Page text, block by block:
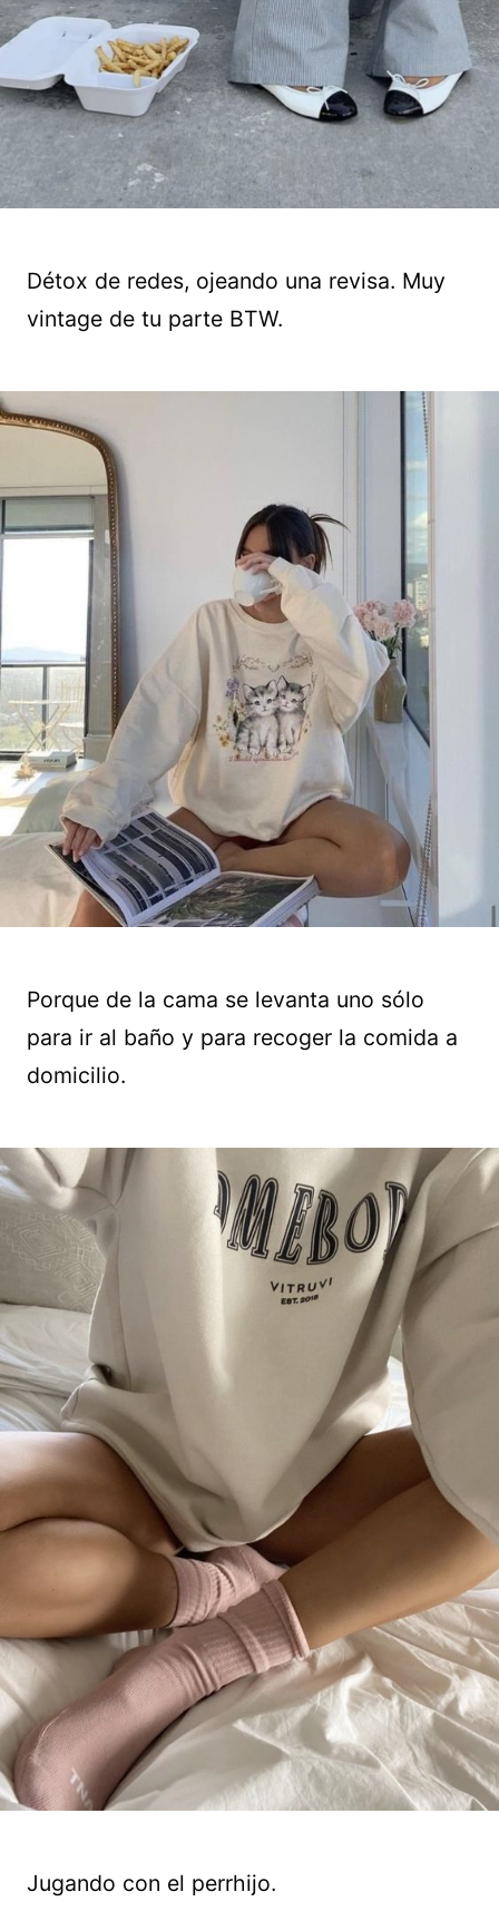
Détox de redes, ojeando una revisa. Muy
vintage de tu parte BTW.
Porque de la cama se levanta uno sólo
para ir al baño y para recoger la comida a
domicilio.
Jugando con el perrhijo.